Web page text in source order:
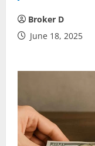
Broker D
June 18, 2025